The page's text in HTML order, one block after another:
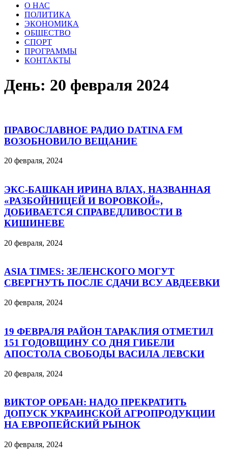
О НАС
ПОЛИТИКА
ЭКОНОМИКА
ОБЩЕСТВО
СПОРТ
ПРОГРАММЫ
КОНТАКТЫ
День: 20 февраля 2024
ПРАВОСЛАВНОЕ РАДИО DATINA FM
ВОЗОБНОВИЛО ВЕЩАНИЕ
20 февраля, 2024
ЭКС-БАШКАН ИРИНА ВЛАХ, НАЗВАННАЯ
«РАЗБОЙНИЦЕЙ И ВОРОВКОЙ»,
ДОБИВАЕТСЯ СПРАВЕДЛИВОСТИ В
КИШИНЕВЕ
20 февраля, 2024
ASIA TIMES: ЗЕЛЕНСКОГО МОГУТ
СВЕРГНУТЬ ПОСЛЕ СДАЧИ ВСУ АВДЕЕВКИ
20 февраля, 2024
19 ФЕВРАЛЯ РАЙОН ТАРАКЛИЯ ОТМЕТИЛ
151 ГОДОВЩИНУ СО ДНЯ ГИБЕЛИ
АПОСТОЛА СВОБОДЫ ВАСИЛА ЛЕВСКИ
20 февраля, 2024
ВИКТОР ОРБАН: НАДО ПРЕКРАТИТЬ
ДОПУСК УКРАИНСКОЙ АГРОПРОДУКЦИИ
НА ЕВРОПЕЙСКИЙ РЫНОК
20 февраля, 2024